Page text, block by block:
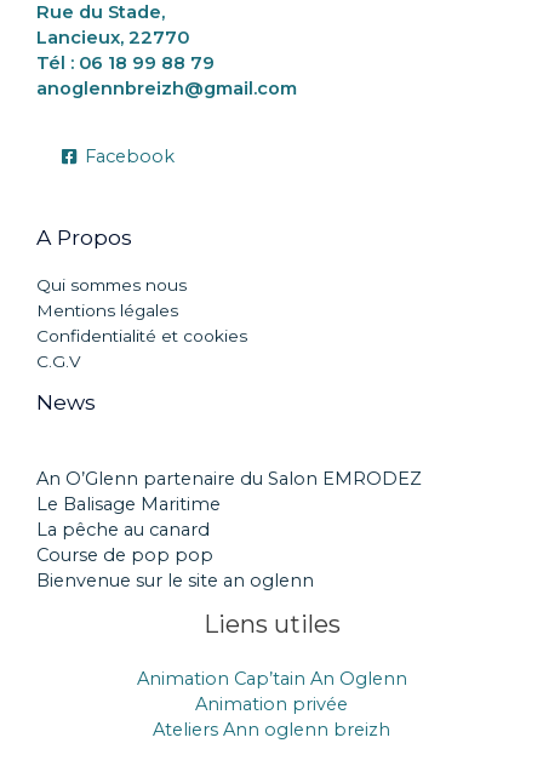
Rue du Stade,
Lancieux, 22770
Tél : 06 18 99 88 79
anoglennbreizh@gmail.com
Facebook
A Propos
Qui sommes nous
Mentions légales
Confidentialité et cookies
C.G.V
News
An O’Glenn partenaire du Salon EMRODEZ
Le Balisage Maritime
La pêche au canard
Course de pop pop
Bienvenue sur le site an oglenn
Liens utiles
Animation Cap’tain An Oglenn
Animation privée
Ateliers Ann oglenn breizh